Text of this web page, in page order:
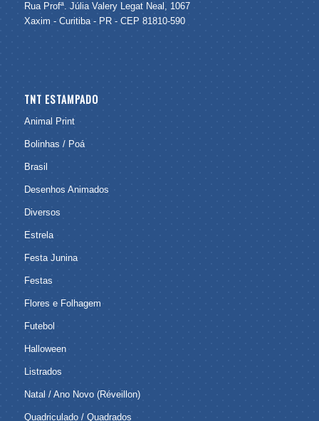
Rua Profª. Júlia Valery Legat Neal, 1067
Xaxim - Curitiba - PR - CEP 81810-590
TNT ESTAMPADO
Animal Print
Bolinhas / Poá
Brasil
Desenhos Animados
Diversos
Estrela
Festa Junina
Festas
Flores e Folhagem
Futebol
Halloween
Listrados
Natal / Ano Novo (Réveillon)
Quadriculado / Quadrados